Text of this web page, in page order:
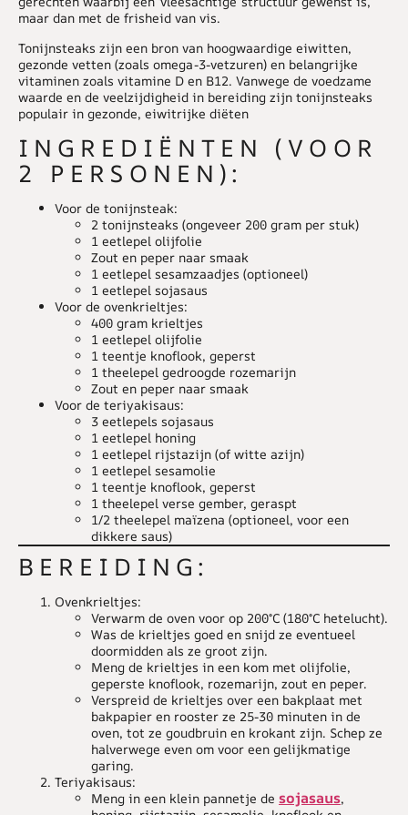
maar dan met de frisheid van vis.
Tonijnsteaks zijn een bron van hoogwaardige eiwitten,
gezonde vetten (zoals omega-3-vetzuren) en belangrijke
vitaminen zoals vitamine D en B12. Vanwege de voedzame
waarde en de veelzijdigheid in bereiding zijn tonijnsteaks
populair in gezonde, eiwitrijke diëten
INGREDIËNTEN (VOOR
2 PERSONEN):
Voor de tonijnsteak:
2 tonijnsteaks (ongeveer 200 gram per stuk)
1 eetlepel olijfolie
Zout en peper naar smaak
1 eetlepel sesamzaadjes (optioneel)
1 eetlepel sojasaus
Voor de ovenkrieltjes:
400 gram krieltjes
1 eetlepel olijfolie
1 teentje knoflook, geperst
1 theelepel gedroogde rozemarijn
Zout en peper naar smaak
Voor de teriyakisaus:
3 eetlepels sojasaus
1 eetlepel honing
1 eetlepel rijstazijn (of witte azijn)
1 eetlepel sesamolie
1 teentje knoflook, geperst
1 theelepel verse gember, geraspt
1/2 theelepel maïzena (optioneel, voor een
dikkere saus)
BEREIDING:
Ovenkrieltjes:
Verwarm de oven voor op 200°C (180°C hetelucht).
Was de krieltjes goed en snijd ze eventueel
doormidden als ze groot zijn.
Meng de krieltjes in een kom met olijfolie,
geperste knoflook, rozemarijn, zout en peper.
Verspreid de krieltjes over een bakplaat met
bakpapier en rooster ze 25-30 minuten in de
oven, tot ze goudbruin en krokant zijn. Schep ze
halverwege even om voor een gelijkmatige
garing.
Teriyakisaus:
Meng in een klein pannetje de sojasaus,